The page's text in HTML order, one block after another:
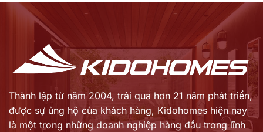
140.616.000 ₫.
113.618.000 ₫.
Thành lập từ năm 2004, trải qua hơn 21 năm phát triển,
được sự ủng hộ của khách hàng, Kidohomes hiện nay
là một trong những doanh nghiệp hàng đầu trong lĩnh